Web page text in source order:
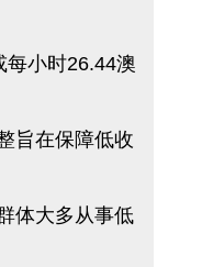
小时26.44澳
旨在保障低收
体大多从事低